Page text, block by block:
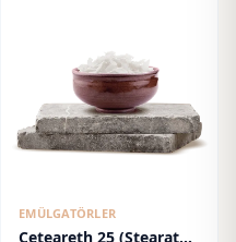
EMÜLGATÖRLER
Ceteareth 25 (Stearat